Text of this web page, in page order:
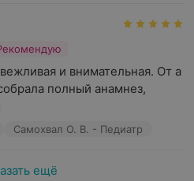
и внимательная. От а
полный анамнез,
Самохвал О. В. - Педиатр
ещё